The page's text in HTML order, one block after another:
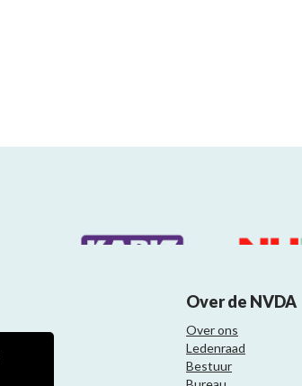
Over de NVDA
Over ons
Ledenraad
Bestuur